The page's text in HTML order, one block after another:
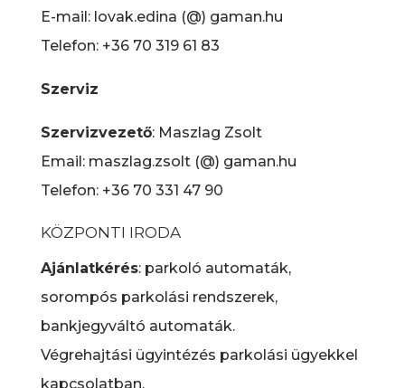
E-mail: lovak.edina (@) gaman.hu
Telefon: +36 70 319 61 83
Szerviz
Szervizvezető: Maszlag Zsolt
Email: maszlag.zsolt (@) gaman.hu
Telefon: +36 70 331 47 90
KÖZPONTI IRODA
Ajánlatkérés: parkoló automaták,
sorompós parkolási rendszerek,
bankjegyváltó automaták.
Végrehajtási ügyintézés parkolási ügyekkel
kapcsolatban.